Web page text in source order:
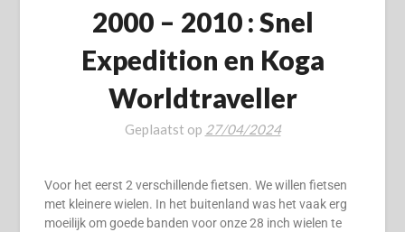
2000 – 2010 : Snel
Expedition en Koga
Worldtraveller
Geplaatst op 27/04/2024
Voor het eerst 2 verschillende fietsen. We willen fietsen
met kleinere wielen. In het buitenland was het vaak erg
moeilijk om goede banden voor onze 28 inch wielen te